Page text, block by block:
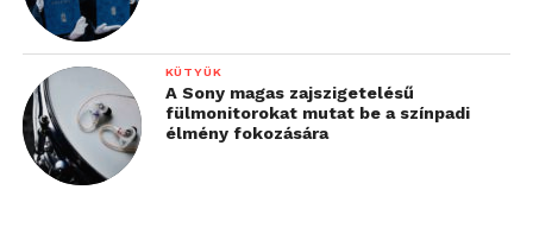
KÜTYÜK
A Sony magas zajszigetelésű
fülmonitorokat mutat be a színpadi
élmény fokozására